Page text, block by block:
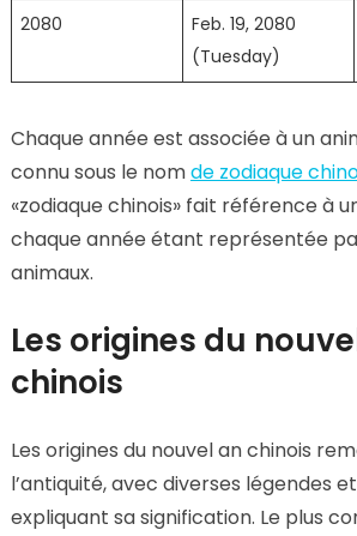
2080
Feb. 19, 2080
(Tuesday)
Chaque année est associée à un
connu sous le nomde zodiaque
«zodiaque chinois» fait référence à
chaque année étant représentée
animaux.
Les origines du
chinois
Les origines du nouvel an chinois
l’antiquité, avec diverses légendes
expliquant sa signification. Le plus